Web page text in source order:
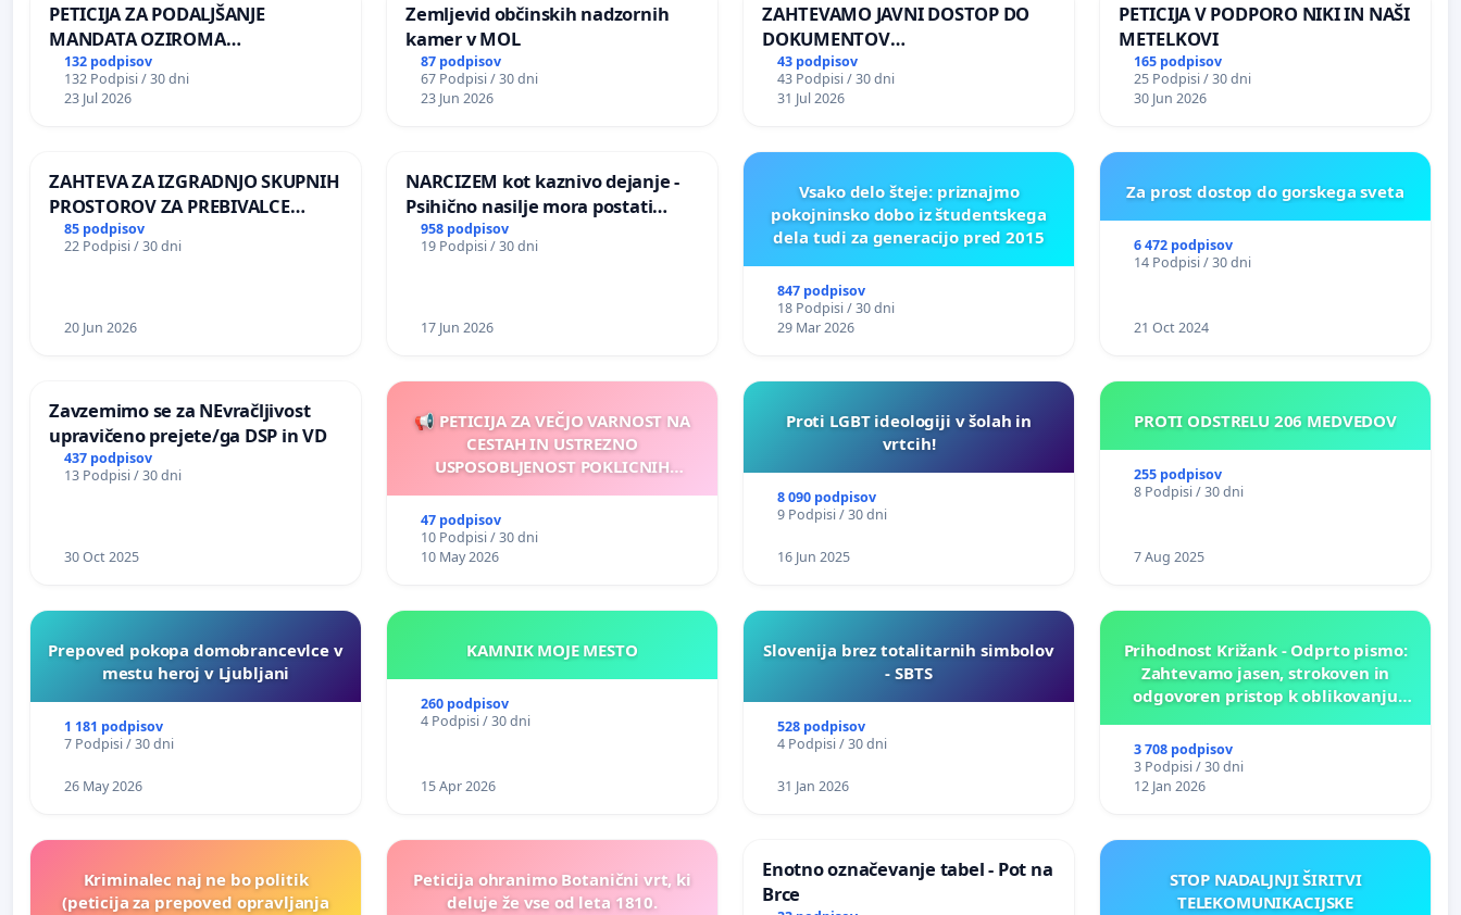
PETICIJA ZA PODALJŠANJE
MANDATA OZIROMA
ČIMPREJŠNJO PONOVNO
NAPOTITEV GOSPODA BERNARDA
ŠRAJNERJA NA VELEPOSLANIŠTVO
132 podpisov
132 Podpisi / 30 dni
23 Jul 2026
Zemljevid občinskih nadzornih
kamer v MOL
87 podpisov
67 Podpisi / 30 dni
23 Jun 2026
ZAHTEVAMO JAVNI DOSTOP DO
DOKUMENTOV
PARLAMENTARNIH
PREISKOVALNIH KOMISIJ O
ILEGALNI TRGOVINI Z OROŽJEM
43 podpisov
43 Podpisi / 30 dni
31 Jul 2026
PETICIJA V PODPORO NIKI IN NAŠI
METELKOVI
165 podpisov
25 Podpisi / 30 dni
30 Jun 2026
ZAHTEVA ZA IZGRADNJO SKUPNIH
PROSTOROV ZA PREBIVALCE
KRAJEVNE SKUPNOSTI
PRESTRANEK
85 podpisov
22 Podpisi / 30 dni
20 Jun 2026
NARCIZEM kot kaznivo dejanje -
Psihično nasilje mora postati
enako prepoznano kot fizično
nasilje
958 podpisov
19 Podpisi / 30 dni
17 Jun 2026
Vsako delo šteje: priznajmo
pokojninsko dobo iz študentskega
dela tudi za generacijo pred 2015
847 podpisov
18 Podpisi / 30 dni
29 Mar 2026
Za prost dostop do gorskega sveta
6 472 podpisov
14 Podpisi / 30 dni
21 Oct 2024
Zavzemimo se za NEvračljivost
upravičeno prejete/ga DSP in VD
437 podpisov
13 Podpisi / 30 dni
30 Oct 2025
📢 PETICIJA ZA VEČJO VARNOST NA
CESTAH IN USTREZNO
USPOSOBLJENOST POKLICNIH
47 podpisov
10 Podpisi / 30 dni
10 May 2026
Proti LGBT ideologiji v šolah in
vrtcih!
8 090 podpisov
9 Podpisi / 30 dni
16 Jun 2025
PROTI ODSTRELU 206 MEDVEDOV
255 podpisov
8 Podpisi / 30 dni
7 Aug 2025
Prepoved pokopa domobrancevlce v
mestu heroj v Ljubljani
1 181 podpisov
7 Podpisi / 30 dni
26 May 2026
KAMNIK MOJE MESTO
260 podpisov
4 Podpisi / 30 dni
15 Apr 2026
Slovenija brez totalitarnih simbolov
- SBTS
528 podpisov
4 Podpisi / 30 dni
31 Jan 2026
Prihodnost Križank - Odprto pismo:
Zahtevamo jasen, strokoven in
odgovoren pristop k oblikovanju
3 708 podpisov
3 Podpisi / 30 dni
12 Jan 2026
Kriminalec naj ne bo politik
(peticija za prepoved opravljanja
Peticija ohranimo Botanični vrt, ki
deluje že vse od leta 1810.
Enotno označevanje tabel - Pot na
Brce
STOP NADALJNJI ŠIRITVI
TELEKOMUNIKACIJSKE